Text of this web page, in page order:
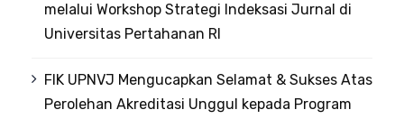
melalui Workshop Strategi Indeksasi Jurnal di
Universitas Pertahanan RI
FIK UPNVJ Mengucapkan Selamat & Sukses Atas
Perolehan Akreditasi Unggul kepada Program